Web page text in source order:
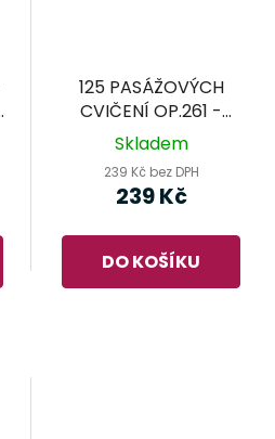
125 PASÁŽOVÝCH
CVIČENÍ OP.261 -
Czerny
Skladem
239 Kč bez DPH
239 Kč
DO KOŠÍKU